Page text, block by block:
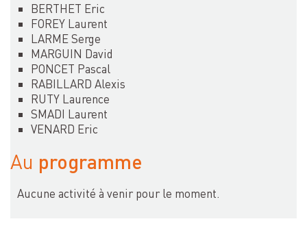
BERTHET Eric
FOREY Laurent
LARME Serge
MARGUIN David
PONCET Pascal
RABILLARD Alexis
RUTY Laurence
SMADI Laurent
VENARD Eric
Au programme
Aucune activité à venir pour le moment.